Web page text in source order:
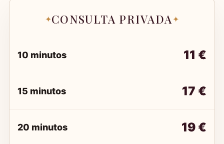
✦CONSULTA PRIVADA✦
10 minutos 11 €
15 minutos 17 €
20 minutos 19 €